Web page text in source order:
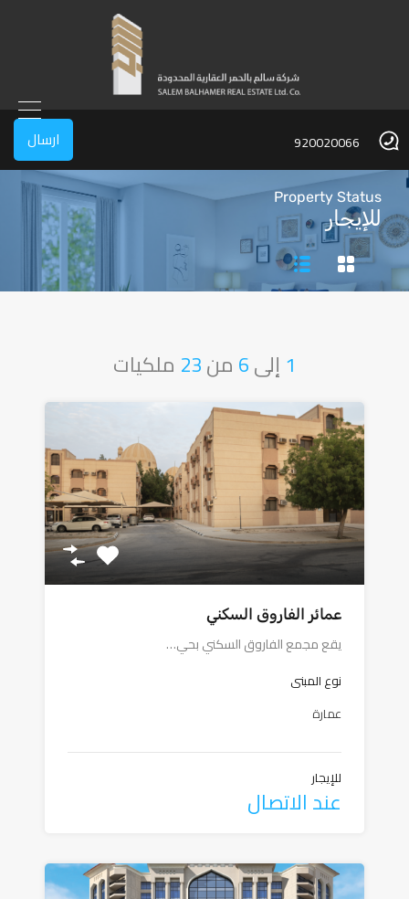
920020066 ارسال
Property Status
للإيجار
1إلى6من23 ملكيات
عمائر الفاروق السكني
يقع مجمع الفاروق السكني بحي…
نوع المبنى
عمارة
للإيجار
عند الاتصال